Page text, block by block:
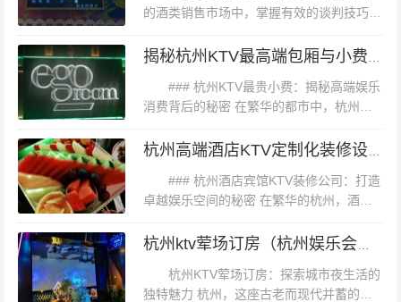
格**：大型包厢价格在500-800元/小时。 - **服务**：提供
高档酒水、小吃，专业音响设备，以及优质的客户服务。
- **环境**：装修豪华，氛围优雅，适合商务宴请或高端聚
会。 **平价KTV（如某社区型KTV）**： - **价格**：小型
包厢价格在80-120元/小时。 - **服务**：提供基础酒水和
小吃，音响设备较为普通。 - **环境**：装修简洁，氛围轻
松，适合朋友聚会或家庭娱乐。 通过对比可以看出，高端
KTV在服务和环境上更胜一筹，而平价KTV则更加经济实
惠，适合日常娱乐。 #### **四、如何选择合适的KTV** 在
选择KTV时，您可以根据自己的需求和预算进行权衡。如
果您追求高品质的服务和环境，且预算充足，高端KTV无
的酒类销售市场中，掌握有效的谈判技巧是
取得成功的关键。良好的谈判技巧不仅能提
升客户的购买意愿，还能帮助你在价格、产
### 杭州KTV最贵小费：揭秘高端娱乐
消费背后的秘密 在繁华的都市中，杭州以
其独特的文化魅力和丰富的娱乐资源，吸引
了无数寻求放松与娱乐的游客与居民。其
### 杭州酒店宾馆KTV装修公司：打造
卓越娱乐空间的秘密 在繁华的杭州，酒
店、宾馆与KTV等娱乐场所如雨后春笋般涌
现，为市民与游客提供了丰富的休闲娱乐选
杭州KTV荤场订房：探索城市夜生活的
独特魅力 杭州，这座古老而现代并蓄的城